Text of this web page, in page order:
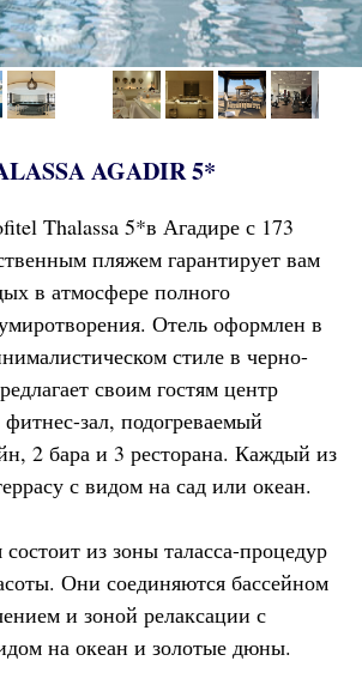
AGADIR 5*
Thalassa 5*в Агадире с 173
пляжем гарантирует вам
в атмосфере полного
Отель оформлен в
стиле в черно-
своим гостям центр
фитнес-зал, подогреваемый
2 бара и 3 ресторана. Каждый из
с видом на сад или океан.
из зоны таласса-процедур
Они соединяются бассейном
и зоной релаксации с
на океан и золотые дюны.